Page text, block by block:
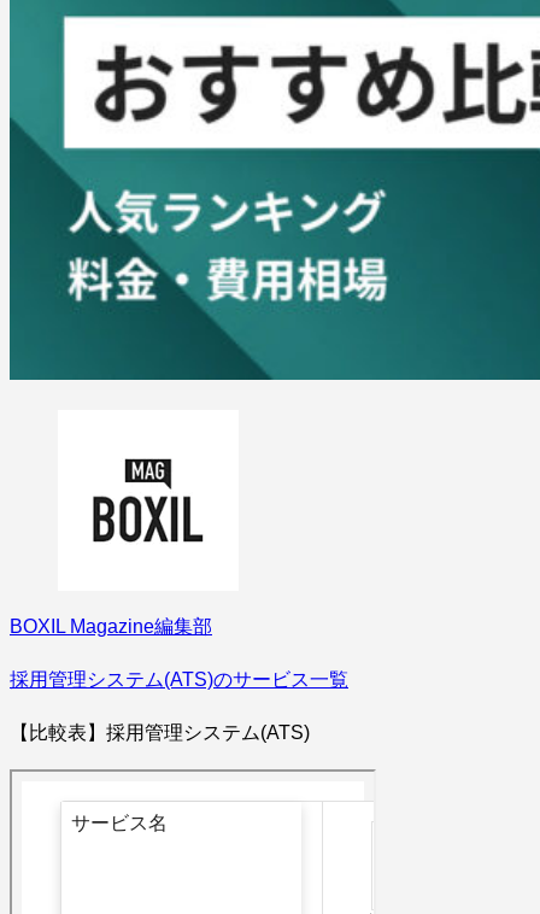
BOXIL Magazine編集部
採用管理システム(ATS)のサービス一覧
【比較表】採用管理システム(ATS)